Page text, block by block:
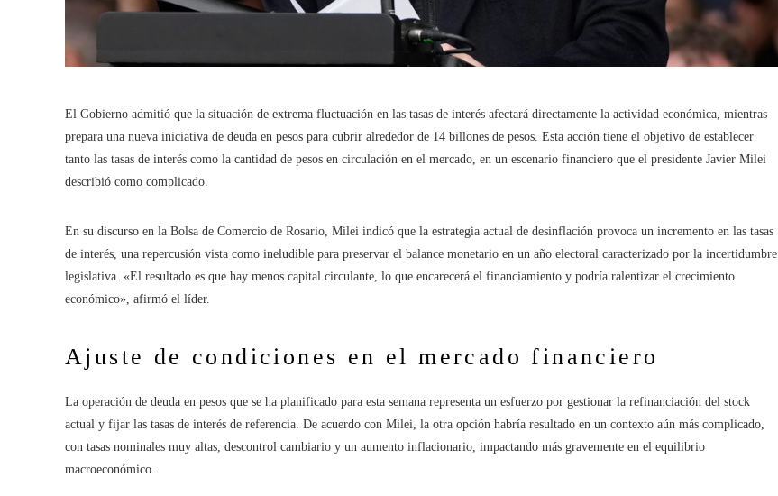
El Gobierno admitió que la situación de extrema fluctuación en las tasas de interés afectará directamente la actividad económica, mientras
prepara una nueva iniciativa de deuda en pesos para cubrir alrededor de 14 billones de pesos. Esta acción tiene el objetivo de establecer
tanto las tasas de interés como la cantidad de pesos en circulación en el mercado, en un escenario financiero que el presidente Javier Milei
describió como complicado.
En su discurso en la Bolsa de Comercio de Rosario, Milei indicó que la estrategia actual de desinflación provoca un incremento en las tasas
de interés, una repercusión vista como ineludible para preservar el balance monetario en un año electoral caracterizado por la incertidumbre
legislativa. «El resultado es que hay menos capital circulante, lo que encarecerá el financiamiento y podría ralentizar el crecimiento
económico», afirmó el líder.
Ajuste de condiciones en el mercado financiero
La operación de deuda en pesos que se ha planificado para esta semana representa un esfuerzo por gestionar la refinanciación del stock
actual y fijar las tasas de interés de referencia. De acuerdo con Milei, la otra opción habría resultado en un contexto aún más complicado,
con tasas nominales muy altas, descontrol cambiario y un aumento inflacionario, impactando más gravemente en el equilibrio
macroeconómico.